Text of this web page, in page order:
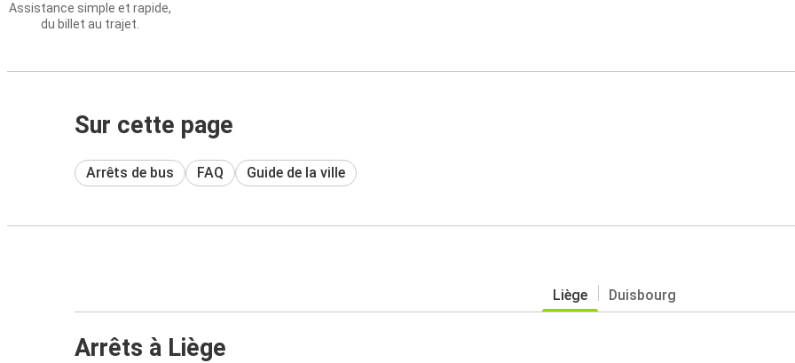
Assistance simple et rapide,
du billet au trajet.
Sur cette page
Arrêts de bus FAQ Guide de la ville
Liège Duisbourg
Arrêts à Liège